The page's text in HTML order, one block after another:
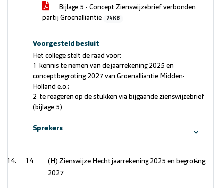
Bijlage 5 - Concept Zienswijzebrief verbonden
partij Groenalliantie
74 KB
Voorgesteld besluit
Het college stelt de raad voor:
1. kennis te nemen van de jaarrekening 2025 en
conceptbegroting 2027 van Groenalliantie Midden-
Holland e.o.;
2. te reageren op de stukken via bijgaande zienswijzebrief
(bijlage 5).
Sprekers
14
(H) Zienswijze Hecht jaarrekening 2025 en begroting
2027